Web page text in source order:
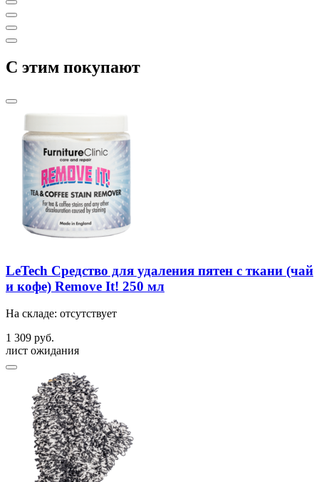
C этим покупают
LeTech Средство для удаления пятен с ткани (чай
и кофе) Remove It! 250 мл
На складе: отсутствует
1 309 руб.
лист ожидания